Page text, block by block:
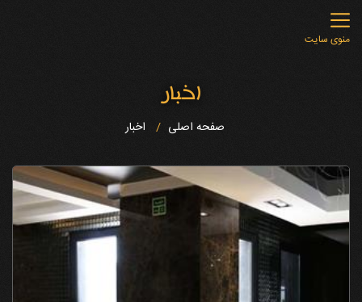
منوی سایت
اخبار
صفحه اصلی
اخبار